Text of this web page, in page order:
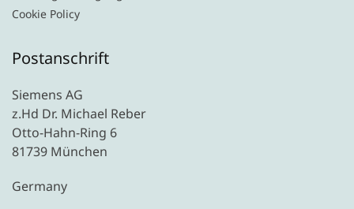
Cookie Policy
Postanschrift
Siemens AG
z.Hd Dr. Michael Reber
Otto-Hahn-Ring 6
81739 München
Germany